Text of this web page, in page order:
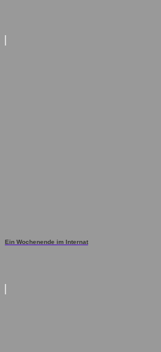
Ein Wochenende im Internat